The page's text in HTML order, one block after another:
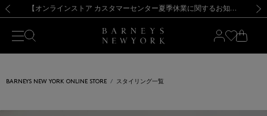
新規登録のお客様も対象！＜MY BARNEYS＞会員のお客様は11,000円（税込）以上のお買上げで常時送料無料！お買い物の際は会員登録を！
【夏季休業に伴う出荷一時停止のお知らせ】(2026.8.7) 【オンラインストア カスタマーセンター夏季休業に関するお知らせ】（2026.8.7）
【夏季休業に伴う返品・交換承り一時停止のお知らせ】（2026.8.5）
熊本県を中心とした地震の影響によるお荷物のお届けについて
【開催中】SUMMER SALEのご案内・ご注意事項 新規登録のお客様も対象！＜MY BARNEYS＞会員のお客様は11,000円（税込）以上のお買上げで常時送料無料！お買い物の際は会員登録を！
【夏季休業に伴う出荷一時停止のお知らせ】(2026.8.7)
BARNEYS NEW YORK ONLINE STORE スタイリング一覧